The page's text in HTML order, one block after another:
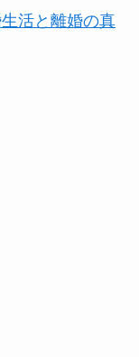
活と離婚の真